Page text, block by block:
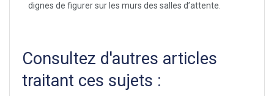
dignes de figurer sur les murs des salles d’attente.
Consultez d'autres articles
traitant ces sujets :